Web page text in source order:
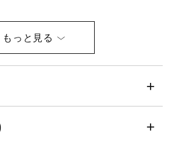
ッズ
ル乾燥禁止
のつり干しがよい